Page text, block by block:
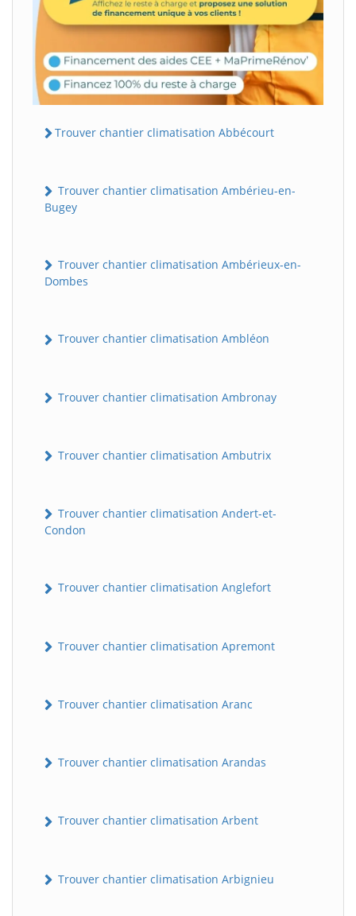
Trouver chantier climatisation Abbécourt
Trouver chantier climatisation Ambérieu-en-
Bugey
Trouver chantier climatisation Ambérieux-en-
Dombes
Trouver chantier climatisation Ambléon
Trouver chantier climatisation Ambronay
Trouver chantier climatisation Ambutrix
Trouver chantier climatisation Andert-et-
Condon
Trouver chantier climatisation Anglefort
Trouver chantier climatisation Apremont
Trouver chantier climatisation Aranc
Trouver chantier climatisation Arandas
Trouver chantier climatisation Arbent
Trouver chantier climatisation Arbignieu